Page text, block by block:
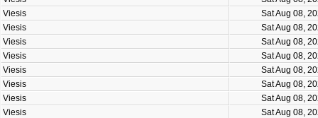
Viesis
Sat Aug 08,
Viesis
Sat Aug 08,
Viesis
Sat Aug 08,
Viesis
Sat Aug 08,
Viesis
Sat Aug 08,
Viesis
Sat Aug 08,
Viesis
Sat Aug 08,
Viesis
Sat Aug 08,